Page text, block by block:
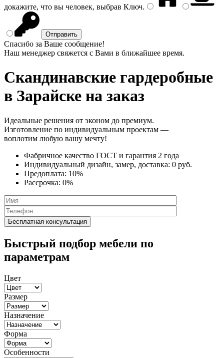
докажите, что вы человек, выбрав Ключ.
Спасибо за Ваше сообщение!
Наш менеджер свяжется с Вами в ближайшее время.
Скандинавские гардеробные
в Зарайске на заказ
Идеальные решения от эконом до премиум.
Изготовление по индивидуальным проектам —
воплотим любую вашу мечту!
Фабричное качество ГОСТ и гарантия 2 года
Индивидуальный дизайн, замер, доставка: 0 руб.
Предоплата: 10%
Рассрочка: 0%
Быстрый подбор мебели по
параметрам
Цвет
Размер
Назначение
Форма
Особенности